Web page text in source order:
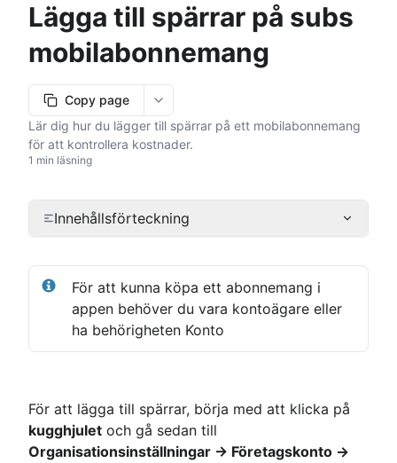
Lägga till spärrar på subs
mobilabonnemang
Copy page
More options
Lär dig hur du lägger till spärrar på ett mobilabonnemang
för att kontrollera kostnader.
1 min läsning
Innehållsförteckning
För att kunna köpa ett abonnemang i
appen behöver du vara kontoägare eller
ha behörigheten Konto
För att lägga till spärrar, börja med att klicka på
kugghjulet och gå sedan till
Organisationsinställningar → Företagskonto →